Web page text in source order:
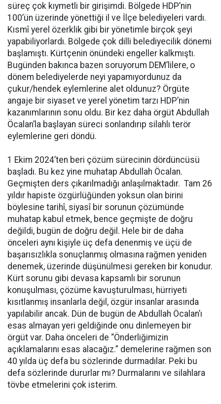
süreç çok kıymetli bir girişimdi. Bölgede HDP’nin
100’ün üzerinde yönettiği il ve İlçe belediyeleri vardı.
Kısmî yerel özerklik gibi bir yönetimle birçok şeyi
yapabiliyorlardı. Bölgede çok dilli belediyecilik dönemi
başlamıştı. Kürtçenin önündeki engeller kalkmıştı.
Bugünden bakınca bazen soruyorum DEM’lilere, o
dönem belediyelerde neyi yapamıyordunuz da
çukur/hendek eylemlerine alet oldunuz? Örgüte
angaje bir siyaset ve yerel yönetim tarzı HDP’nin
kazanımlarının sonu oldu. Bir kez daha örgüt Abdullah
Öcalan’la başlayan süreci sonlandırıp silahlı terör
eylemlerine geri döndü.
1 Ekim 2024’ten beri çözüm sürecinin dördüncüsü
başladı. Bu kez yine muhatap Abdullah Öcalan.
Geçmişten ders çıkarılmadığı anlaşılmaktadır. Tam 26
yıldır hapiste özgürlüğünden yoksun olan birini
böylesine tarihî, siyasî bir sorunun çözümünde
muhatap kabul etmek, bence geçmişte de doğru
değildi, bugün de doğru değil. Hele bir de daha
önceleri aynı kişiyle üç defa denenmiş ve üçü de
başarısızlıkla sonuçlanmış olmasına rağmen yeniden
denemek, üzerinde düşünülmesi gereken bir konudur.
Kürt sorunu gibi devasa kapsamlı bir sorunun
konuşulması, çözüme kavuşturulması, hürriyeti
kısıtlanmış insanlarla değil, özgür insanlar arasında
yapılabilir ancak. Dün de bugün de Abdullah Öcalan’ı
esas almayan yeri geldiğinde onu dinlemeyen bir
örgüt var. Daha önceleri de “Önderliğimizin
açıklamalarını esas alacağız.” demelerine rağmen son
40 yılda üç defa bu sözlerinde durmadılar. Peki bu
defa sözlerinde dururlar mı? Durmalarını ve silahlara
tövbe etmelerini çok isterim.